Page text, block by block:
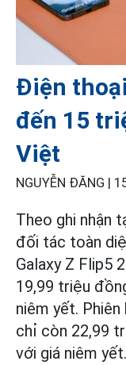
Điện
đến 15
Việt
NGUYỄN ĐĂNG |
Theo ghi nhận
đối tác toàn
Galaxy Z Flip5
19,99 triệu
niêm yết. Phiên
chỉ còn 22,99
với giá niêm